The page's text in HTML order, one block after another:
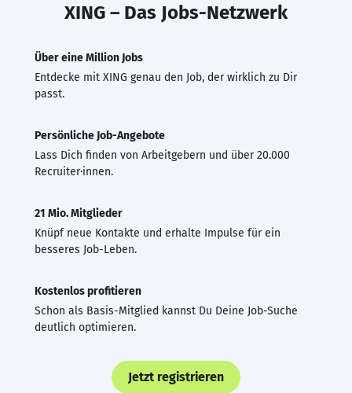
XING – Das Jobs-Netzwerk
Über eine Million Jobs
Entdecke mit XING genau den Job, der wirklich zu Dir
passt.
Persönliche Job-Angebote
Lass Dich finden von Arbeitgebern und über 20.000
Recruiter·innen.
21 Mio. Mitglieder
Knüpf neue Kontakte und erhalte Impulse für ein
besseres Job-Leben.
Kostenlos profitieren
Schon als Basis-Mitglied kannst Du Deine Job-Suche
deutlich optimieren.
Jetzt registrieren